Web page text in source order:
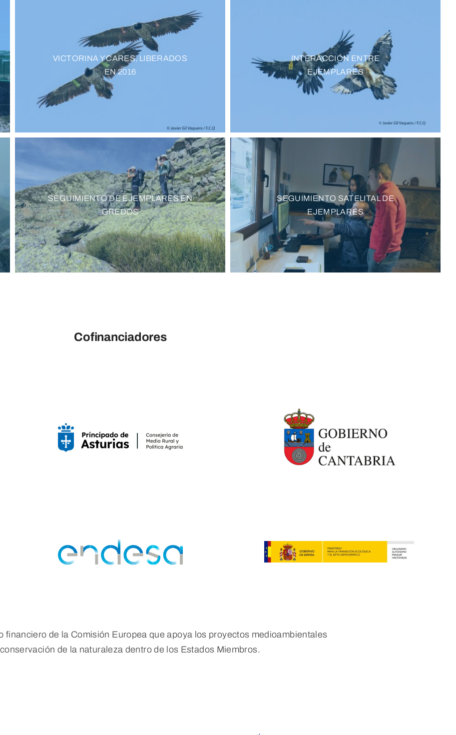
VICTORINA Y CARES, LIBERADOS
EN 2016
INTERACCIÓN ENTRE
EJEMPLARES
SEGUIMIENTO DE EJEMPLARES EN
GREDOS
SEGUIMIENTO SATELITAL DE
EJEMPLARES
Cofinanciadores
financiero de la Comisión Europea que apoya los proyectos medioambientales
de la naturaleza dentro de los Estados Miembros.